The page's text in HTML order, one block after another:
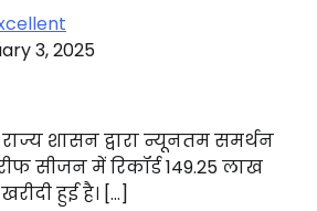
3, 2025
शासन द्वारा न्यूनतम समर्थन
सीजन में रिकॉर्ड 149.25 लाख
हुई है। […]